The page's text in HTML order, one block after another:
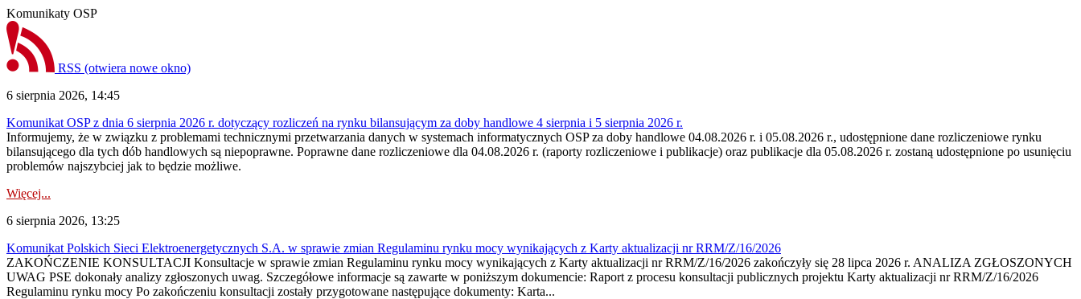
Komunikaty OSP
RSS (otwiera nowe okno)
6 sierpnia 2026, 14:45
Komunikat OSP z dnia 6 sierpnia 2026 r. dotyczący rozliczeń na rynku bilansującym za doby handlowe 4 sierpnia i 5 sierpnia 2026 r.
Informujemy, że w związku z problemami technicznymi przetwarzania danych w systemach informatycznych OSP za doby handlowe 04.08.2026 r. i 05.08.2026 r., udostępnione dane rozliczeniowe rynku
bilansującego dla tych dób handlowych są niepoprawne. Poprawne dane rozliczeniowe dla 04.08.2026 r. (raporty rozliczeniowe i publikacje) oraz publikacje dla 05.08.2026 r. zostaną udostępnione po usunięciu
problemów najszybciej jak to będzie możliwe.
Więcej...
6 sierpnia 2026, 13:25
Komunikat Polskich Sieci Elektroenergetycznych S.A. w sprawie zmian Regulaminu rynku mocy wynikających z Karty aktualizacji nr RRM/Z/16/2026
ZAKOŃCZENIE KONSULTACJI Konsultacje w sprawie zmian Regulaminu rynku mocy wynikających z Karty aktualizacji nr RRM/Z/16/2026 zakończyły się 28 lipca 2026 r. ANALIZA ZGŁOSZONYCH
UWAG PSE dokonały analizy zgłoszonych uwag. Szczegółowe informacje są zawarte w poniższym dokumencie: Raport z procesu konsultacji publicznych projektu Karty aktualizacji nr RRM/Z/16/2026
Regulaminu rynku mocy Po zakończeniu konsultacji zostały przygotowane następujące dokumenty: Karta...